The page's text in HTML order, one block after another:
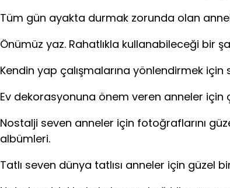
Tüm gün ayakta durmak zorunda olan
Önümüz yaz. Rahatlıkla kullanabileceği bir
Kendin yap çalışmalarına yönlendirmek
Ev dekorasyonuna önem veren anneler için
Nostalji seven anneler için fotoğraflarını
albümleri.
Tatlı seven dünya tatlısı anneler için güzel